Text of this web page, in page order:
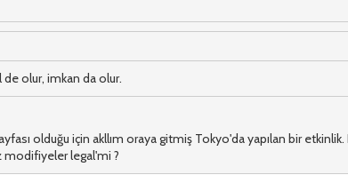
olur, imkan da olur.
olduğu için akllım oraya gitmiş Tokyo'da yapılan bir
modifiyeler legal'mi ?